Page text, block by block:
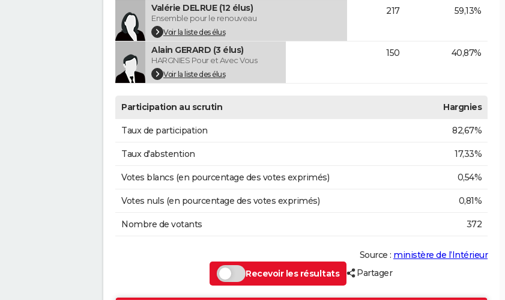
Valérie DELRUE (12 élus)
Ensemble pour le renouveau
Voir la liste des élus
217 59,13%
Alain GERARD (3 élus)
HARGNIES Pour et Avec Vous
Voir la liste des élus
150 40,87%
Participation au scrutin Hargnies
Taux de participation 82,67%
Taux d'abstention 17,33%
Votes blancs (en pourcentage des votes exprimés) 0,54%
Votes nuls (en pourcentage des votes exprimés) 0,81%
Nombre de votants 372
Source : ministère de l’Intérieur
Recevoir les résultats
Partager